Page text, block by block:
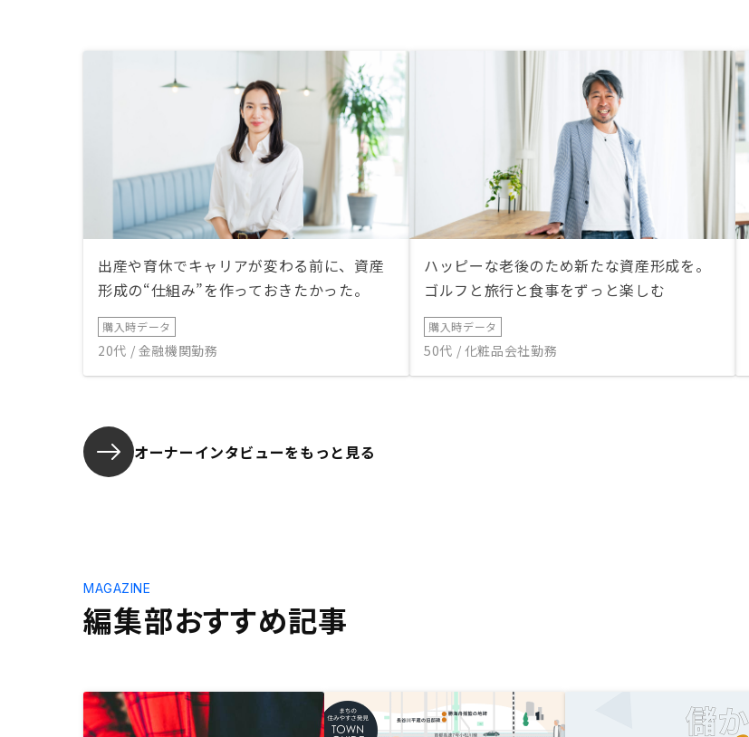
出産や育休でキャリアが変わる前に、資産
形成の“仕組み”を作っておきたかった。
購入時データ
20代 / 金融機関勤務
ハッピーな老後のため新たな資産形成を。
ゴルフと旅行と食事をずっと楽しむ
購入時データ
50代 / 化粧品会社勤務
オーナーインタビューをもっと見る
編集部おすすめ記事
MAGAZINE